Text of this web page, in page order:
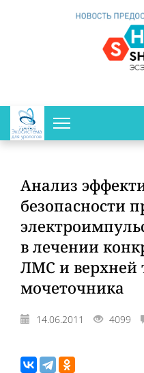
Экосистема
для урологов
Анализ
безопасности
в лечении
ЛМС и верхней
мочеточника
14.06.2011 4099